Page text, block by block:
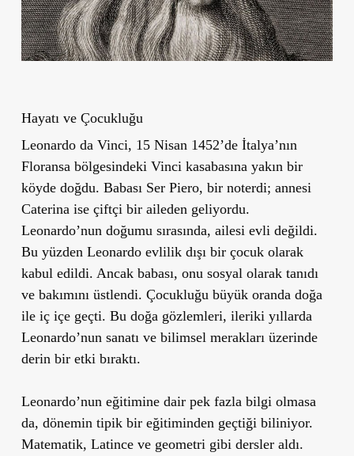
Hayatı ve Çocukluğu
Leonardo da Vinci, 15 Nisan 1452’de İtalya’nın
Floransa bölgesindeki Vinci kasabasına yakın bir
köyde doğdu. Babası Ser Piero, bir noterdi; annesi
Caterina ise çiftçi bir aileden geliyordu.
Leonardo’nun doğumu sırasında, ailesi evli değildi.
Bu yüzden Leonardo evlilik dışı bir çocuk olarak
kabul edildi. Ancak babası, onu sosyal olarak tanıdı
ve bakımını üstlendi. Çocukluğu büyük oranda doğa
ile iç içe geçti. Bu doğa gözlemleri, ileriki yıllarda
Leonardo’nun sanatı ve bilimsel merakları üzerinde
derin bir etki bıraktı.
Leonardo’nun eğitimine dair pek fazla bilgi olmasa
da, dönemin tipik bir eğitiminden geçtiği biliniyor.
Matematik, Latince ve geometri gibi dersler aldı.